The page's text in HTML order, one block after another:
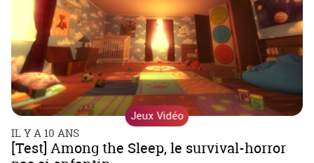
Jeux Vidéo
IL Y A 10 ANS
[Test] Among the Sleep, le survival-horror